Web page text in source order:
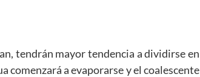
tendrán mayor tendencia a dividirse en
comenzará a evaporarse y el coalescente